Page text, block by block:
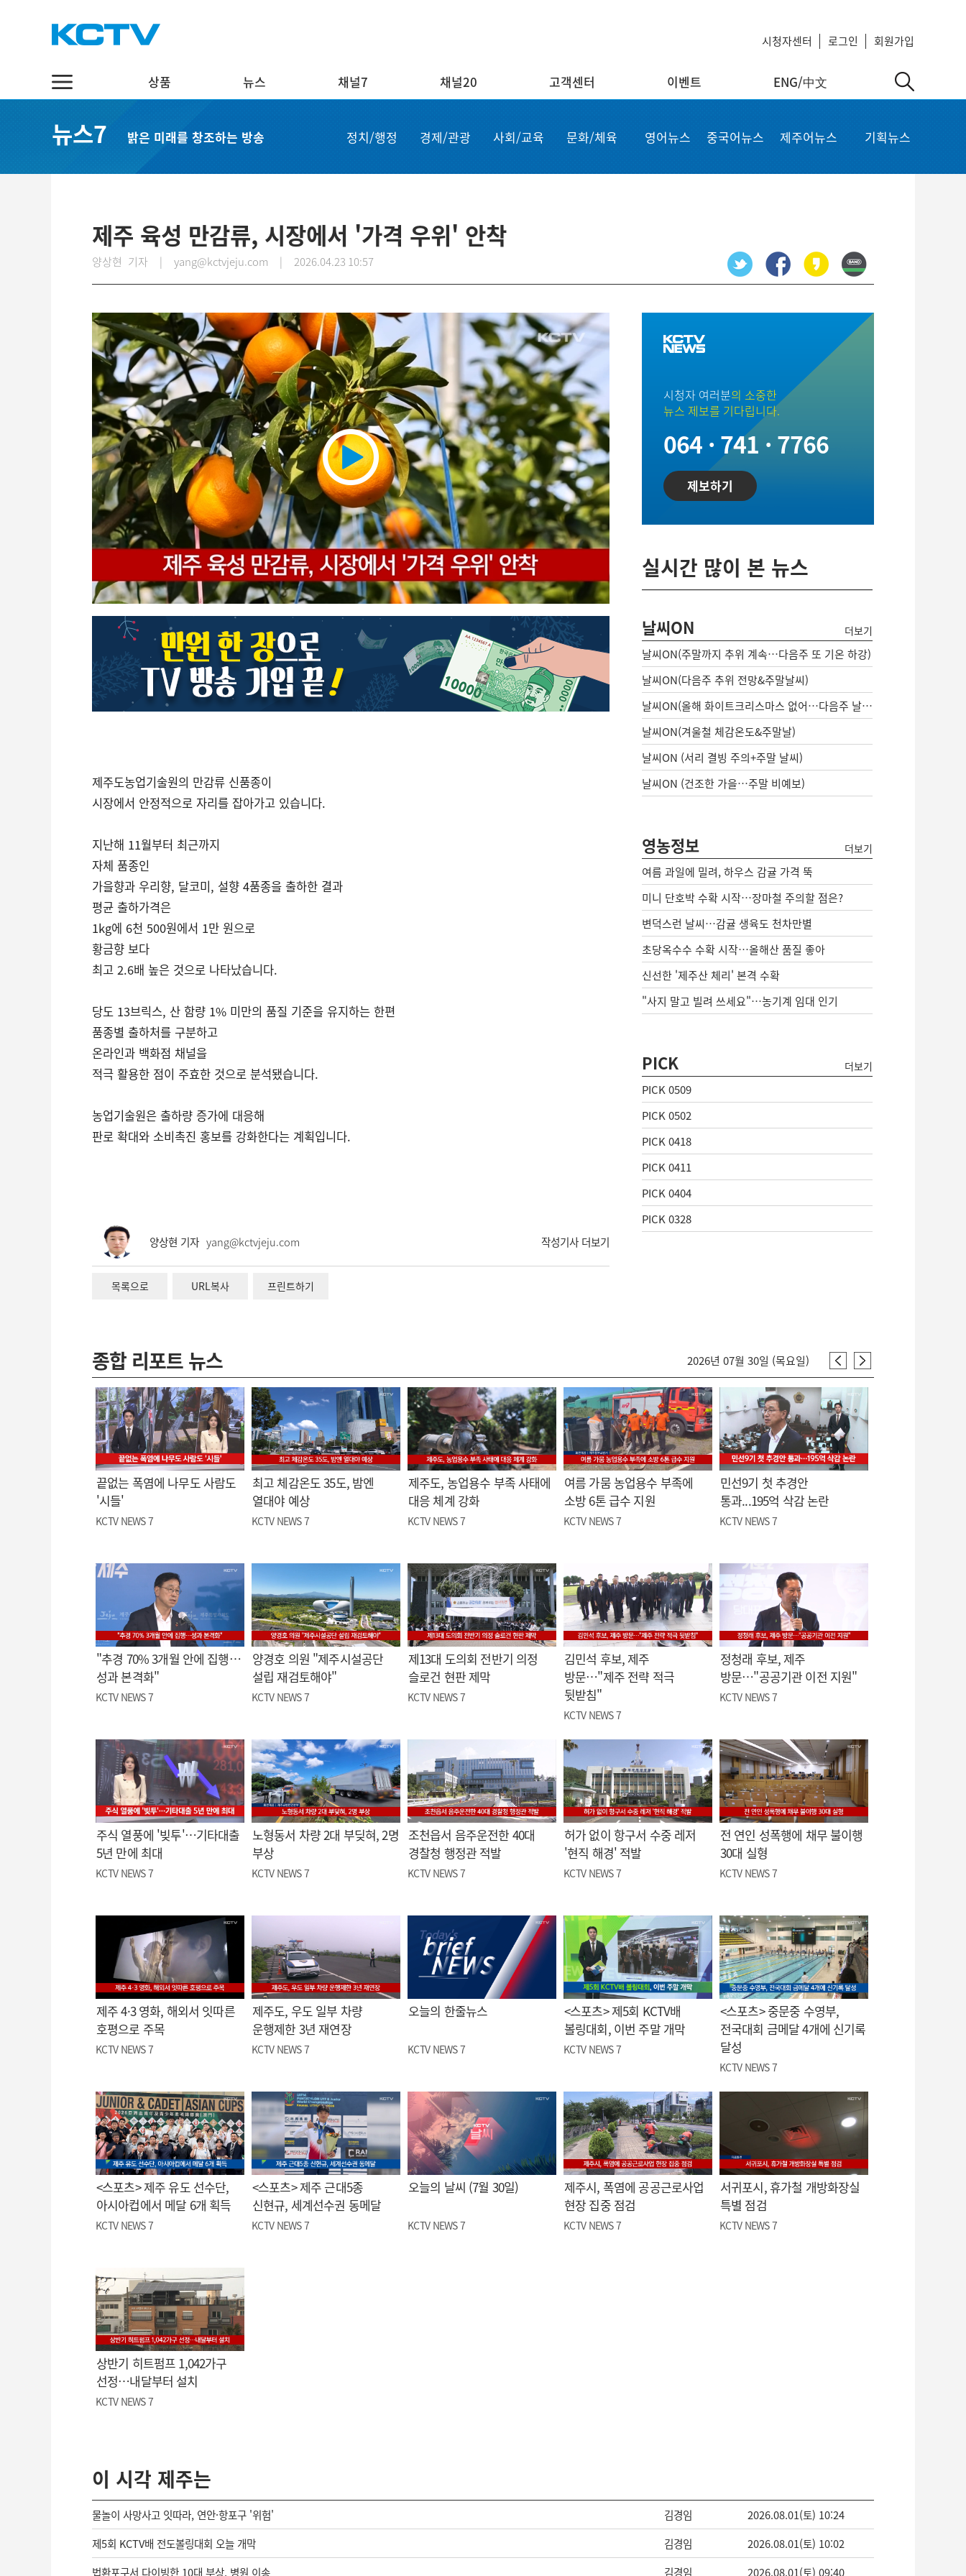
시청자센터 로그인 회원가입
상품 뉴스 채널7 채널20 고객센터 이벤트 ENG/中文
스마트 TV
스마트뷰앱
모바일 결합
케이블 광고
정치·행정
영어뉴스
중국어뉴스
기획뉴스
실시간보기
자주하는 질문
Order now
회원정보 수정
공지사항
뉴스7 밝은 미래를 창조하는 방송 정치/행정 경제/관광 사회/교육 문화/체육 영어뉴스 중국어뉴스 제주어뉴스 기획뉴스
제주 육성 만감류, 시장에서 '가격 우위' 안착
양상현 기자 | yang@kctvjeju.com | 2026.04.23 10:57
Play
Video
제주도농업기술원의 만감류 신품종이
시장에서 안정적으로 자리를 잡아가고 있습니다.
지난해 11월부터 최근까지
자체 품종인
가을향과 우리향, 달코미, 설향 4품종을 출하한 결과
평균 출하가격은
1kg에 6천 500원에서 1만 원으로
황금향 보다
최고 2.6배 높은 것으로 나타났습니다.
당도 13브릭스, 산 함량 1% 미만의 품질 기준을 유지하는 한편
품종별 출하처를 구분하고
온라인과 백화점 채널을
적극 활용한 점이 주효한 것으로 분석됐습니다.
농업기술원은 출하량 증가에 대응해
판로 확대와 소비촉진 홍보를 강화한다는 계획입니다.
양상현 기자 yang@kctvjeju.com 작성기사 더보기
목록으로 URL복사 프린트하기
시청자 여러분의 소중한
뉴스 제보를 기다립니다.
064 · 741 · 7766
제보하기
실시간 많이 본 뉴스
날씨ON 더보기
날씨ON(주말까지 추위 계속…다음주 또 기온 하강)
날씨ON(다음주 추위 전망&주말날씨)
날씨ON(올해 화이트크리스마스 없어…다음주 날씨는?)
날씨ON(겨울철 체감온도&주말날)
날씨ON (서리 결빙 주의+주말 날씨)
날씨ON (건조한 가을…주말 비예보)
영농정보 더보기
여름 과일에 밀려, 하우스 감귤 가격 뚝
미니 단호박 수확 시작…장마철 주의할 점은?
변덕스런 날씨…감귤 생육도 천차만별
초당옥수수 수확 시작…올해산 품질 좋아
신선한 '제주산 체리' 본격 수확
"사지 말고 빌려 쓰세요"…농기계 임대 인기
PICK 더보기
PICK 0509
PICK 0502
PICK 0418
PICK 0411
PICK 0404
PICK 0328
종합 리포트 뉴스 2026년 07월 30일 (목요일)
끝없는 폭염에 나무도 사람도
'시들'
KCTV NEWS 7
최고 체감온도 35도, 밤엔
열대야 예상
KCTV NEWS 7
제주도, 농업용수 부족 사태에
대응 체계 강화
KCTV NEWS 7
여름 가뭄 농업용수 부족에
소방 6톤 급수 지원
KCTV NEWS 7
민선9기 첫 추경안
통과...195억 삭감 논란
KCTV NEWS 7
"추경 70% 3개월 안에 집행…
성과 본격화"
KCTV NEWS 7
양경호 의원 "제주시설공단
설립 재검토해야"
KCTV NEWS 7
제13대 도의회 전반기 의정
슬로건 현판 제막
KCTV NEWS 7
김민석 후보, 제주
방문…"제주 전략 적극
뒷받침"
KCTV NEWS 7
정청래 후보, 제주
방문…"공공기관 이전 지원"
KCTV NEWS 7
주식 열풍에 '빚투'…기타대출
5년 만에 최대
KCTV NEWS 7
노형동서 차량 2대 부딪혀, 2명
부상
KCTV NEWS 7
조천읍서 음주운전한 40대
경찰청 행정관 적발
KCTV NEWS 7
허가 없이 항구서 수중 레저
'현직 해경' 적발
KCTV NEWS 7
전 연인 성폭행에 채무 불이행
30대 실형
KCTV NEWS 7
제주 4·3 영화, 해외서 잇따른
호평으로 주목
KCTV NEWS 7
제주도, 우도 일부 차량
운행제한 3년 재연장
KCTV NEWS 7
오늘의 한줄뉴스
KCTV NEWS 7
<스포츠> 제5회 KCTV배
볼링대회, 이번 주말 개막
KCTV NEWS 7
<스포츠> 중문중 수영부,
전국대회 금메달 4개에 신기록
달성
KCTV NEWS 7
<스포츠> 제주 유도 선수단,
아시아컵에서 메달 6개 획득
KCTV NEWS 7
<스포츠> 제주 근대5종
신현규, 세계선수권 동메달
KCTV NEWS 7
오늘의 날씨 (7월 30일)
KCTV NEWS 7
제주시, 폭염에 공공근로사업
현장 집중 점검
KCTV NEWS 7
서귀포시, 휴가철 개방화장실
특별 점검
KCTV NEWS 7
상반기 히트펌프 1,042가구
선정…내달부터 설치
KCTV NEWS 7
이 시각 제주는
물놀이 사망사고 잇따라, 연안·항포구 '위험' 김경임
2026.08.01(토) 10:24
제5회 KCTV배 전도볼링대회 오늘 개막
김경임
2026.08.01(토) 10:02
법환포구서 다이빙한 10대 부상, 병원 이송
김경임 2026.08.01(토) 09:40